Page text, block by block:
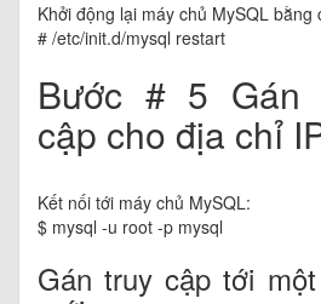
Khởi động lại máy chủ MySQL bằng
# /etc/init.d/mysql restart
Bước # 5 Gán
cập cho địa chỉ
Kết nối tới máy chủ MySQL:
$ mysql -u root -p mysql
Gán truy cập tới